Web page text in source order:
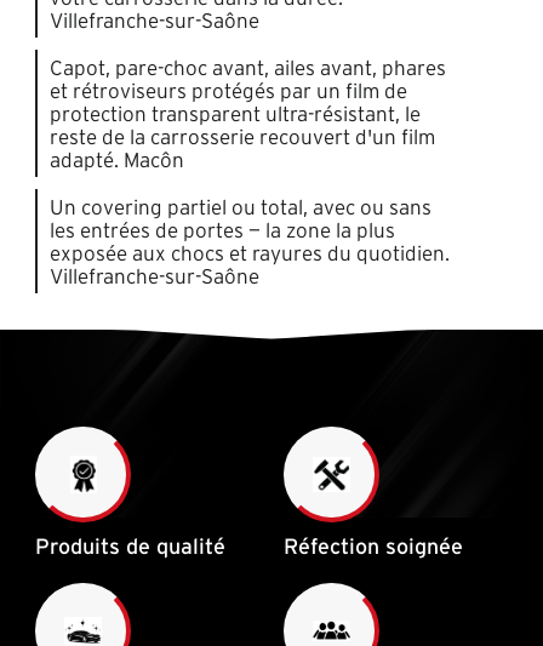
Villefranche-sur-Saône
Capot, pare-choc avant, ailes avant, phares
et rétroviseurs protégés par un film de
protection transparent ultra-résistant, le
reste de la carrosserie recouvert d'un film
adapté. Macôn
Un covering partiel ou total, avec ou sans
les entrées de portes — la zone la plus
exposée aux chocs et rayures du quotidien.
Villefranche-sur-Saône
Produits de qualité Réfection soignée